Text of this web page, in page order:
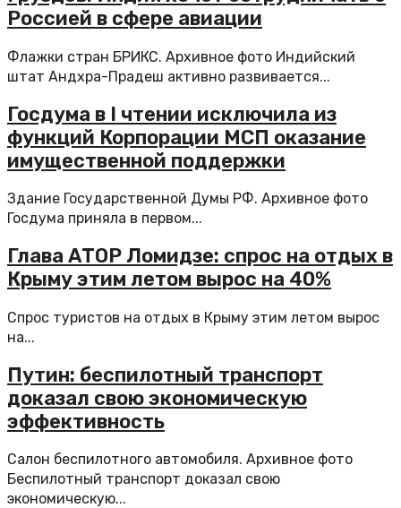
Россией в сфере авиации
Флажки стран БРИКС. Архивное фото Индийский
штат Андхра-Прадеш активно развивается...
Госдума в I чтении исключила из
функций Корпорации МСП оказание
имущественной поддержки
Здание Государственной Думы РФ. Архивное фото
Госдума приняла в первом...
Глава АТОР Ломидзе: спрос на отдых в
Крыму этим летом вырос на 40%
Спрос туристов на отдых в Крыму этим летом вырос
на...
Путин: беспилотный транспорт
доказал свою экономическую
эффективность
Салон беспилотного автомобиля. Архивное фото
Беспилотный транспорт доказал свою
экономическую...